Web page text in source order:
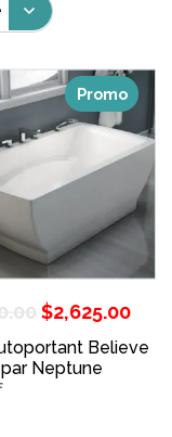
Promo
Le
prix
initial
$2,625.00
Believe
Neptune